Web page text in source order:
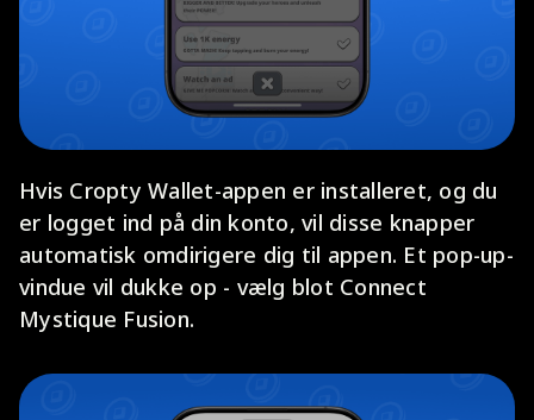
Hvis Cropty Wallet-appen er installeret, og du
er logget ind på din konto, vil disse knapper
automatisk omdirigere dig til appen. Et pop-up-
vindue vil dukke op - vælg blot Connect
Mystique Fusion.